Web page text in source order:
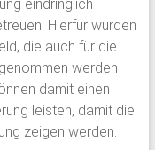
eindringlich
Hierfür wurden
die auch für die
werden
damit einen
leisten, damit die
zeigen werden.